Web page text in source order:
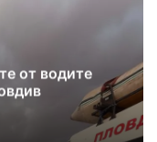
от водите